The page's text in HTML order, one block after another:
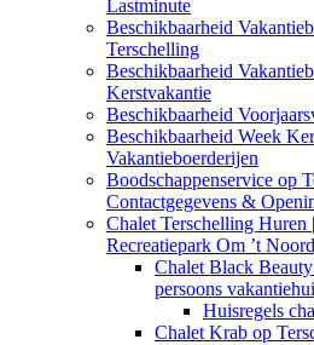
Lastminute
Beschikbaarheid
Terschelling
Beschikbaarheid
Kerstvakantie
Beschikbaarheid
Beschikbaarheid Week
Vakantieboerderijen
Boodschappenservice op
Contactgegevens &
Chalet Terschelling Huren
Recreatiepark Om ’t Noord
Chalet Black
persoons
Huisregels
Chalet Krab op